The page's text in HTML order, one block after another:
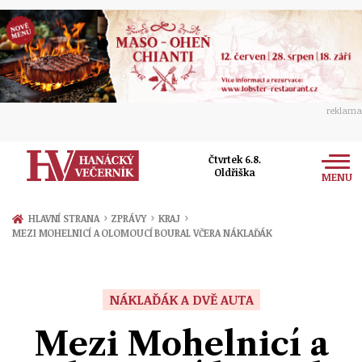
reklama
Čtvrtek 6.8.
Oldřiška
MENU
Zprávy
Přerov
Ekonomika
Ženy
Sport
HLAVNÍ STRANA › ZPRÁVY › KRAJ ›
MEZI MOHELNICÍ A OLOMOUCÍ BOURAL VČERA NÁKLAĎÁK
NÁKLAĎÁK A DVĚ AUTA
Mezi Mohelnicí a